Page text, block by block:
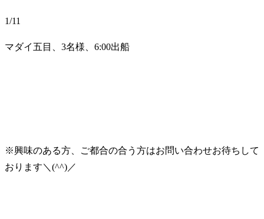
1/11
マダイ五目、3名様、6:00出船
※興味のある方、ご都合の合う方はお問い合わせお待ちして
おります＼(^^)／